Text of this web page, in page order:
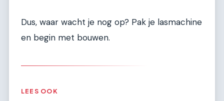
Dus, waar wacht je nog op? Pak je lasmachine
en begin met bouwen.
LEES OOK